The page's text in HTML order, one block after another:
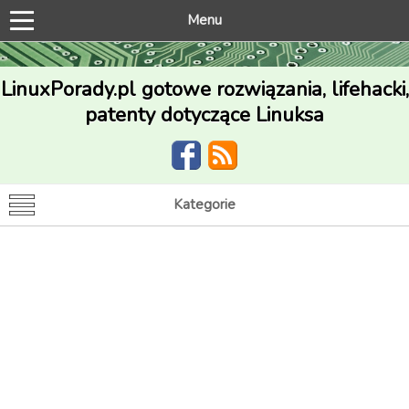
Menu
LinuxPorady.pl gotowe rozwiązania, lifehacki,
patenty dotyczące Linuksa
Kategorie